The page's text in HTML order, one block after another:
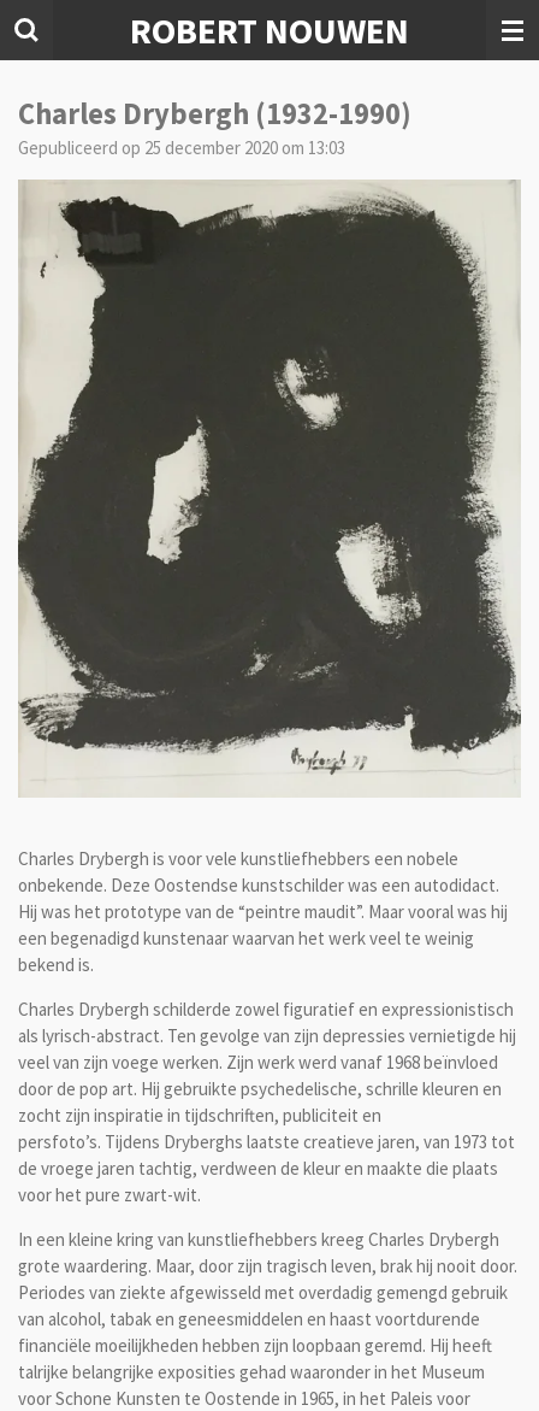
Ga
de
hoofdinhoud
ROBERT NOUWEN
Charles Drybergh (1932-1990)
Gepubliceerd op 25 december 2020 om 13:03
Charles Drybergh is voor vele kunstliefhebbers een nobele
onbekende. Deze Oostendse kunstschilder was een autodidact.
Hij was het prototype van de “peintre maudit”. Maar vooral was hij
een begenadigd kunstenaar waarvan het werk veel te weinig
bekend is.
Charles Drybergh schilderde zowel figuratief en expressionistisch
als lyrisch-abstract. Ten gevolge van zijn depressies vernietigde hij
veel van zijn voege werken. Zijn werk werd vanaf 1968 beïnvloed
door de pop art. Hij gebruikte psychedelische, schrille kleuren en
zocht zijn inspiratie in tijdschriften, publiciteit en
persfoto’s. Tijdens Dryberghs laatste creatieve jaren, van 1973 tot
de vroege jaren tachtig, verdween de kleur en maakte die plaats
voor het pure zwart-wit.
In een kleine kring van kunstliefhebbers kreeg Charles Drybergh
grote waardering. Maar, door zijn tragisch leven, brak hij nooit door.
Periodes van ziekte afgewisseld met overdadig gemengd gebruik
van alcohol, tabak en geneesmiddelen en haast voortdurende
financiële moeilijkheden hebben zijn loopbaan geremd. Hij heeft
talrijke belangrijke exposities gehad waaronder in het Museum
voor Schone Kunsten te Oostende in 1965, in het Paleis voor